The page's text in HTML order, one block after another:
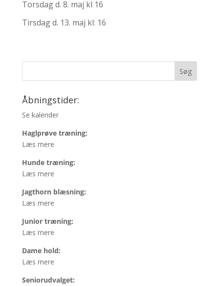
Torsdag d. 8. maj kl 16
Tirsdag d. 13. maj kl: 16
Åbningstider:
Se kalender
Haglprøve træning:
Læs mere
Hunde træning:
Læs mere
Jagthorn blæsning:
Læs mere
Junior træning:
Læs mere
Dame hold:
Læs mere
Seniorudvalget: